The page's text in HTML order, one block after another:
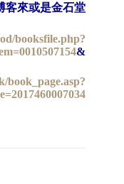
客來或是金石堂
booksfile.php?
&
book_page.asp?